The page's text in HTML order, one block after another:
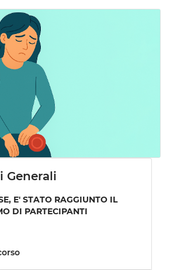
Generali
E' STATO RAGGIUNTO IL
DI PARTECIPANTI